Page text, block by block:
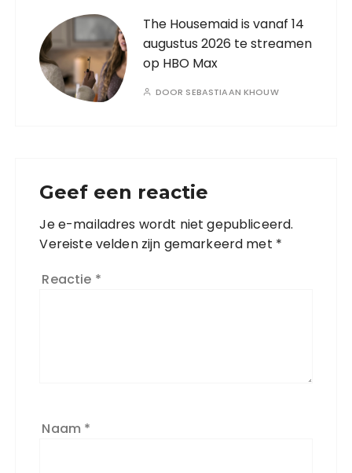
The Housemaid is vanaf 14
augustus 2026 te streamen
op HBO Max
DOOR SEBASTIAAN KHOUW
Geef een reactie
Je e-mailadres wordt niet gepubliceerd.
Vereiste velden zijn gemarkeerd met *
Reactie *
Naam *